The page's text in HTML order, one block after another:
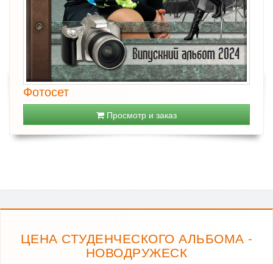
Фотосет
Просмотр и заказ
ЦЕНА СТУДЕНЧЕСКОГО АЛЬБОМА -
НОВОДРУЖЕСК